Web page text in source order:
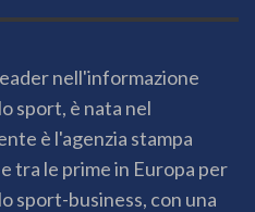
nell'informazione
sport, è nata nel
è l'agenzia stampa
tra le prime in Europa per
sport-business, con una